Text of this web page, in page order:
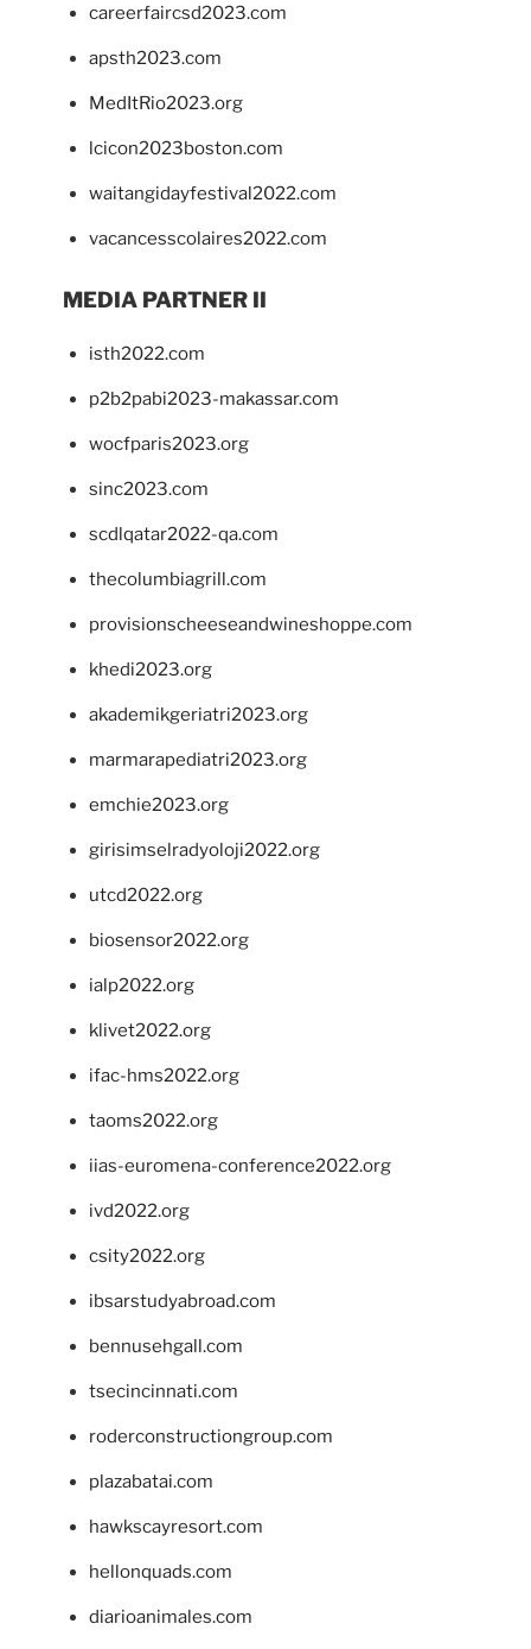
careerfaircsd2023.com
apsth2023.com
MedItRio2023.org
lcicon2023boston.com
waitangidayfestival2022.com
vacancesscolaires2022.com
MEDIA PARTNER II
isth2022.com
p2b2pabi2023-makassar.com
wocfparis2023.org
sinc2023.com
scdlqatar2022-qa.com
thecolumbiagrill.com
provisionscheeseandwineshoppe.com
khedi2023.org
akademikgeriatri2023.org
marmarapediatri2023.org
emchie2023.org
girisimselradyoloji2022.org
utcd2022.org
biosensor2022.org
ialp2022.org
klivet2022.org
ifac-hms2022.org
taoms2022.org
iias-euromena-conference2022.org
ivd2022.org
csity2022.org
ibsarstudyabroad.com
bennusehgall.com
tsecincinnati.com
roderconstructiongroup.com
plazabatai.com
hawkscayresort.com
hellonquads.com
diarioanimales.com